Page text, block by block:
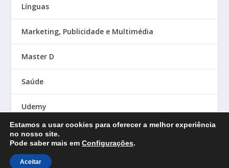
Línguas
Marketing, Publicidade e Multimédia
Master D
Saúde
Udemy
Designed by
Estamos a usar cookies para oferecer a melhor experiência
no nosso site.
Pode saber mais em Configurações.
Aceitar